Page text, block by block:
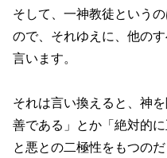
そして、一神教徒という
ので、それゆえに、他の
言います。
それは言い換えると、神
善である」とか「絶対的
と悪との二極性をもつのだ